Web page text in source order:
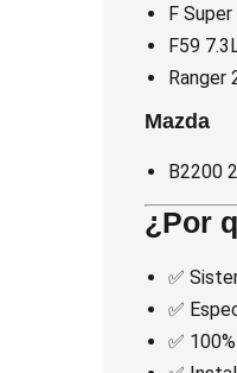
F
F59
Ranger
Mazda
B2200
¿Por
✅
✅
✅